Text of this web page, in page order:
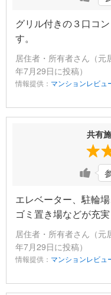
グリル付きの３口コ
す。
居住者・所有者さん（元
年7月29日に投稿）
情報提供： マンションレビュ
共有
エレベーター、駐輪
ゴミ置き場などが充実
居住者・所有者さん（元
年7月29日に投稿）
情報提供： マンションレビュ